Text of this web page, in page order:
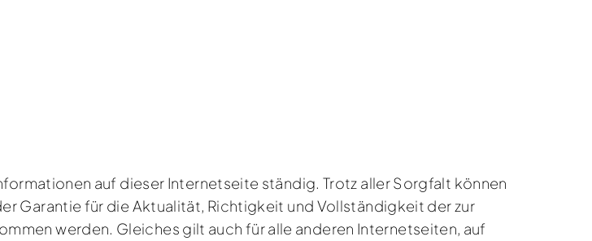
auf dieser Internetseite ständig. Trotz aller Sorgfalt können
Garantie für die Aktualität, Richtigkeit und Vollständigkeit der zur
werden. Gleiches gilt auch für alle anderen Internetseiten, auf